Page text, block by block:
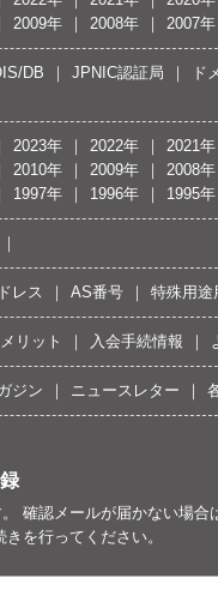
2009年 2008年 2007年
DB JPNIC認証局 ド
2023年 2022年 2021年
2010年 2009年 2008年
1997年 1996年 1995年
レス AS番号 特殊用途
リット 入会手続情報
ジン ニュースレター
確認メールが届かない場
を行ってください。